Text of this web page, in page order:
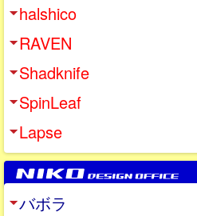
halshico
RAVEN
Shadknife
SpinLeaf
Lapse
バボラ